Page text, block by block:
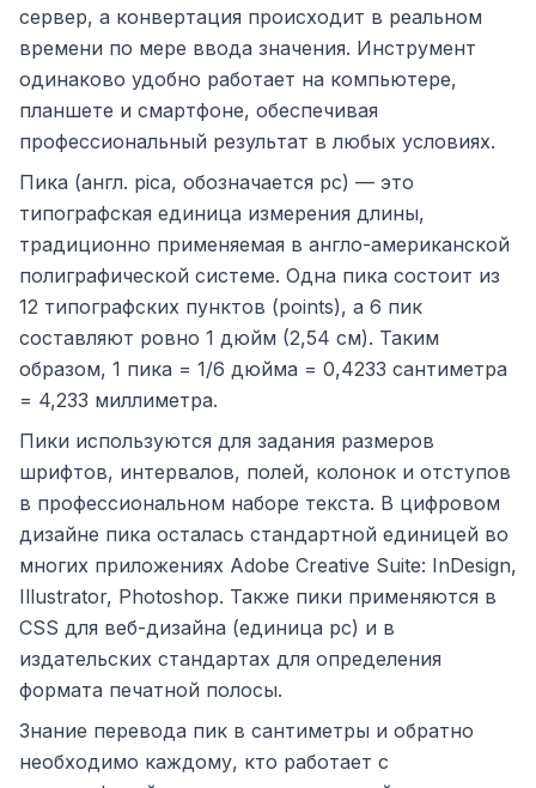
сервер, а конвертация происходит в реальном
времени по мере ввода значения. Инструмент
одинаково удобно работает на компьютере,
планшете и смартфоне, обеспечивая
профессиональный результат в любых условиях.
Пика (англ. pica, обозначается pc) — это
типографская единица измерения длины,
традиционно применяемая в англо-американской
полиграфической системе. Одна пика состоит из
12 типографских пунктов (points), а 6 пик
составляют ровно 1 дюйм (2,54 см). Таким
образом, 1 пика = 1/6 дюйма = 0,4233 сантиметра
= 4,233 миллиметра.
Пики используются для задания размеров
шрифтов, интервалов, полей, колонок и отступов
в профессиональном наборе текста. В цифровом
дизайне пика осталась стандартной единицей во
многих приложениях Adobe Creative Suite: InDesign,
Illustrator, Photoshop. Также пики применяются в
CSS для веб-дизайна (единица pc) и в
издательских стандартах для определения
формата печатной полосы.
Знание перевода пик в сантиметры и обратно
необходимо каждому, кто работает с